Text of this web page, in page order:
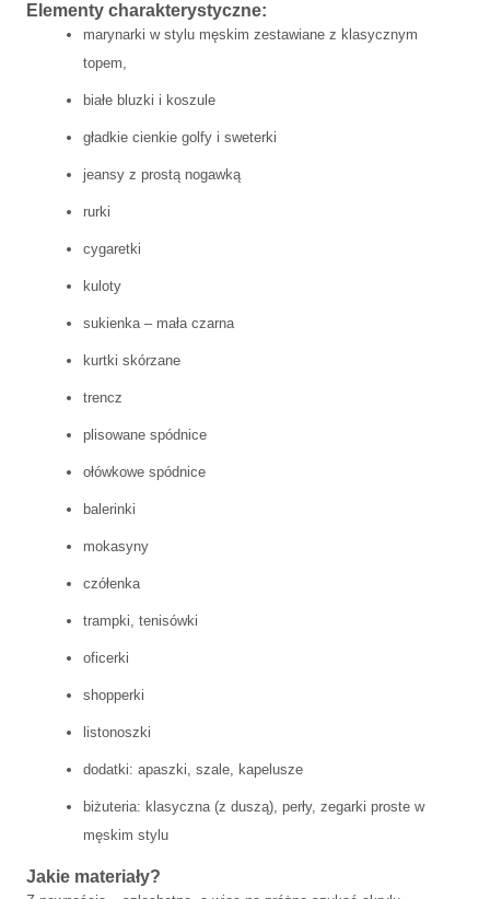
Elementy charakterystyczne:
marynarki w stylu męskim zestawiane z klasycznym
topem,
białe bluzki i koszule
gładkie cienkie golfy i sweterki
jeansy z prostą nogawką
rurki
cygaretki
kuloty
sukienka – mała czarna
kurtki skórzane
trencz
plisowane spódnice
ołówkowe spódnice
balerinki
mokasyny
czółenka
trampki, tenisówki
oficerki
shopperki
listonoszki
dodatki: apaszki, szale, kapelusze
biżuteria: klasyczna (z duszą), perły, zegarki proste w
męskim stylu
Jakie materiały?